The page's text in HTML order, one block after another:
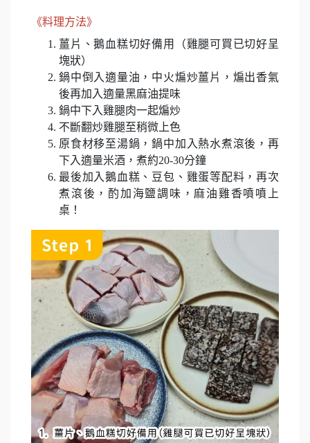
《料理方法》
薑片、鵝血糕切好備用（雞腿可買已切好呈
塊狀）
鍋中倒入適量油，中火煸炒薑片，煸出香氣
後再加入適量黑麻油提味
鍋中下入雞腿肉一起煸炒
不斷翻炒雞腿至稍微上色
原食材移至湯鍋，鍋中加入熱水煮滾後，再
下入適量米酒，煮約20-30分鐘
最後加入鵝血糕、豆包、雞蛋等配料，再次
煮滾後，酌加海鹽調味，麻油雞香噴噴上
桌！